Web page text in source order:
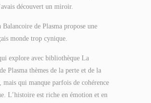
découvert un miroir.
Balancoire de Plasma propose une
monde trop cynique.
explore avec bibliothèque La
Plasma thèmes de la perte et de la
mais qui manque parfois de cohérence
L’histoire est riche en émotion et en